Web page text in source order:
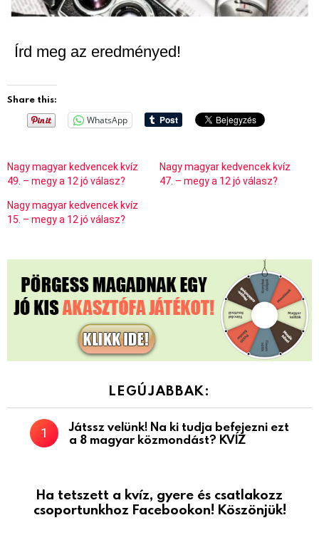
Írd meg az eredményed!
Share this:
WhatsApp
Nagy magyar kedvencek kvíz
49. – megy a 12 jó válasz?
Nagy magyar kedvencek kvíz
47. – megy a 12 jó válasz?
Nagy magyar kedvencek kvíz
15. – megy a 12 jó válasz?
LEGÚJABBAK:
Játssz velünk! Na ki tudja befejezni ezt
a 8 magyar közmondást? KVÍZ
Ha tetszett a kvíz, gyere és csatlakozz
csoportunkhoz Facebookon! Köszönjük!